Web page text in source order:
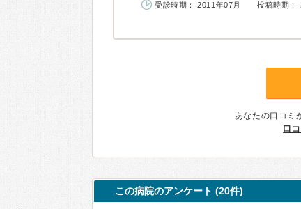
受診時期： 2011年07月 投稿時期：
あなたの口コミ
口
この病院のアンケート (20件)